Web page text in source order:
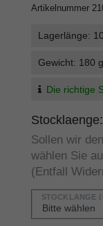
Artikelnummer
Lagerlänge:
Gewicht: 180 g
Die richtige
Stocklaenge:
Sollen wir
wählen Sie
(Entfall
STOCKLÄNGE